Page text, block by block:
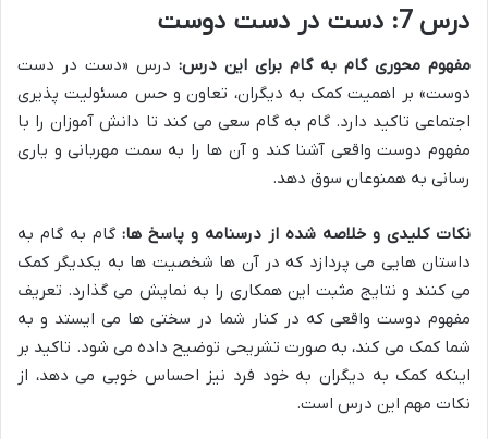
درس 7: دست در دست دوست
مفهوم محوری گام به گام برای این درس: درس «دست در دست
دوست» بر اهمیت کمک به دیگران، تعاون و حس مسئولیت پذیری
اجتماعی تاکید دارد. گام به گام سعی می کند تا دانش آموزان را با
مفهوم دوست واقعی آشنا کند و آن ها را به سمت مهربانی و یاری
رسانی به همنوعان سوق دهد.
نکات کلیدی و خلاصه شده از درسنامه و پاسخ ها: گام به گام به
داستان هایی می پردازد که در آن ها شخصیت ها به یکدیگر کمک
می کنند و نتایج مثبت این همکاری را به نمایش می گذارد. تعریف
مفهوم دوست واقعی که در کنار شما در سختی ها می ایستد و به
شما کمک می کند، به صورت تشریحی توضیح داده می شود. تاکید بر
اینکه کمک به دیگران به خود فرد نیز احساس خوبی می دهد، از
نکات مهم این درس است.